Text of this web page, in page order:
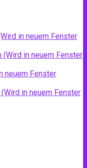
in neuem Fenster
in neuem Fenster
neuem Fenster
in neuem Fenster